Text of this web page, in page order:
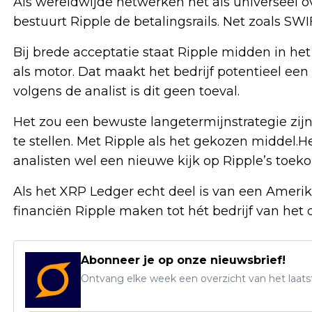
bestuurt Ripple de betalingsrails. Net zoals
Bij brede acceptatie staat Ripple midden in
als motor. Dat maakt het bedrijf potentieel
volgens de analist is dit geen toeval.
Het zou een bewuste langetermijnstrategie
te stellen. Met Ripple als het gekozen
analisten wel een nieuwe kijk op Ripple’s
Als het XRP Ledger echt deel is van een
financiën Ripple maken tot hét bedrijf van het
Abonneer je op onze nieuwsbrief!
Ontvang elke week een overzicht van het